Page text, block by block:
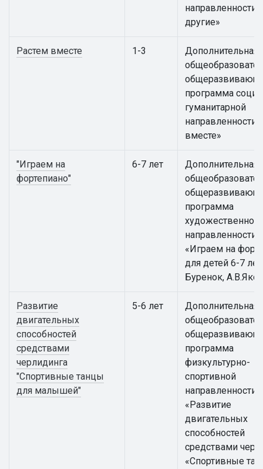
направленности
другие»
Растем вместе 1-3
Дополнительная
программа
гуманитарной
направленности
вместе»
"Играем на
фортепиано"
6-7 лет
Дополнительная
программа
художественной
направленности
«Играем на
для детей 6-7
Буренок,
Развитие
двигательных
способностей
средствами
черлидинга
"Спортивные танцы
для малышей"
5-6 лет
Дополнительная
программа
физкультурно-
спортивной
направленности
«Развитие
двигательных
способностей
средствами
«Спортивные